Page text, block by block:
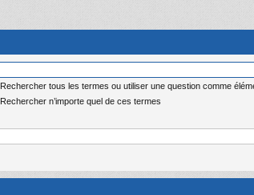
Rechercher tous les termes ou utiliser une question comme
Rechercher n’importe quel de ces termes